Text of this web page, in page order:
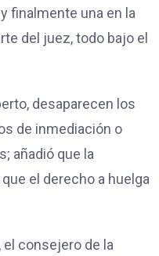
finalmente una en la
del juez, todo bajo el
desaparecen los
de inmediación o
añadió que la
el derecho a huelga
consejero de la